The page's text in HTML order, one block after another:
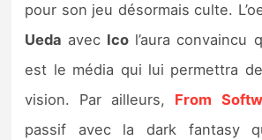
pour son jeu désormais culte.
Ueda avec Ico l’aura convaincu
est le média qui lui permettra
vision. Par ailleurs, From
passif avec la dark fantasy